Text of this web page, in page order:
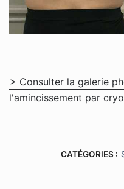
> Consulter la galerie
l'amincissement par
CATÉGORIES :